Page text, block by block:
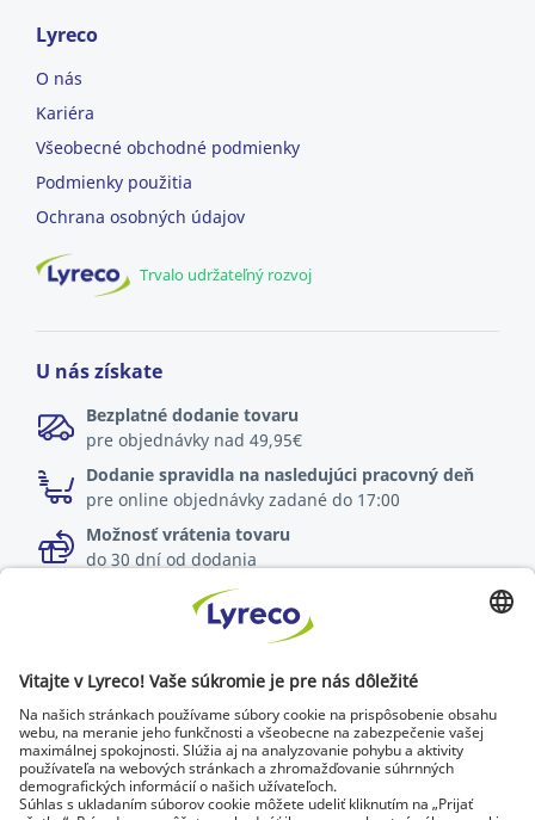
Lyreco
O nás
Kariéra
Všeobecné obchodné podmienky
Podmienky použitia
Ochrana osobných údajov
Trvalo udržateľný rozvoj
U nás získate
Bezplatné dodanie tovaru
pre objednávky nad 49,95€
Dodanie spravidla na nasledujúci pracovný deň
pre online objednávky zadané do 17:00
Možnosť vrátenia tovaru
do 30 dní od dodania
Špecialista na každé pracovisko
Najnovšie správy a rady od odborníkov
Objavte Lyreco riešenia pre ekologickejšie pracoviská